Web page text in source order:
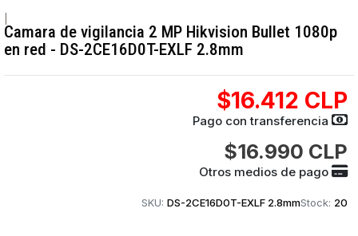
Camara de vigilancia 2 MP Hikvision Bullet 1080p
en red - DS-2CE16D0T-EXLF 2.8mm
$16.412 CLP
Pago con transferencia
$16.990 CLP
Otros medios de pago
SKU: DS-2CE16D0T-EXLF 2.8mmStock: 20